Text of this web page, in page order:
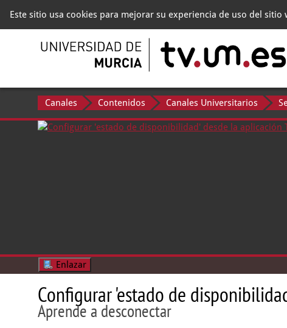
Este sitio usa cookies para mejorar su experiencia de uso del
Canales Contenidos Canales Universitarios
Enlazar
Configurar 'estado de
Aprende a desconectar